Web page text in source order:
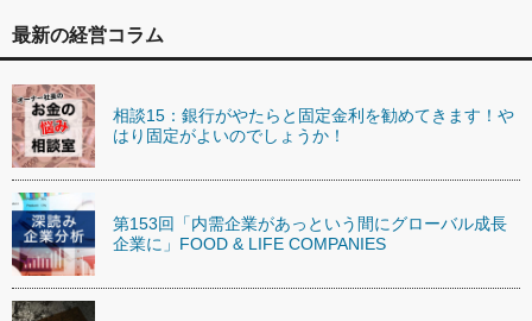
最新の経営コラム
相談15：銀行がやたらと固定金利を勧めてきます！や
はり固定がよいのでしょうか！
第153回「内需企業があっという間にグローバル成長
企業に」FOOD & LIFE COMPANIES